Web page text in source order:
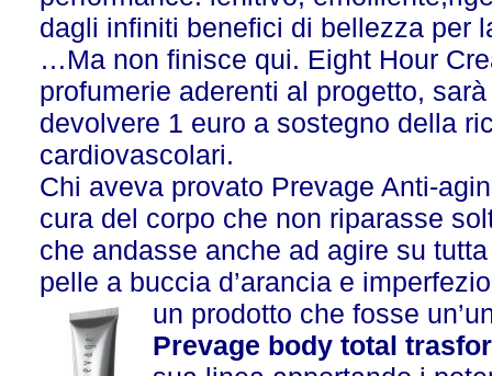
dagli infiniti benefici di bellezza per
…Ma non finisce qui. Eight Hour
profumerie aderenti al progetto,
devolvere 1 euro a sostegno della
cardiovascolari.
Chi aveva provato Prevage Anti-
cura del corpo che non riparasse
che andasse anche ad agire su
pelle a buccia d’arancia e
un prodotto che fosse
Prevage body total